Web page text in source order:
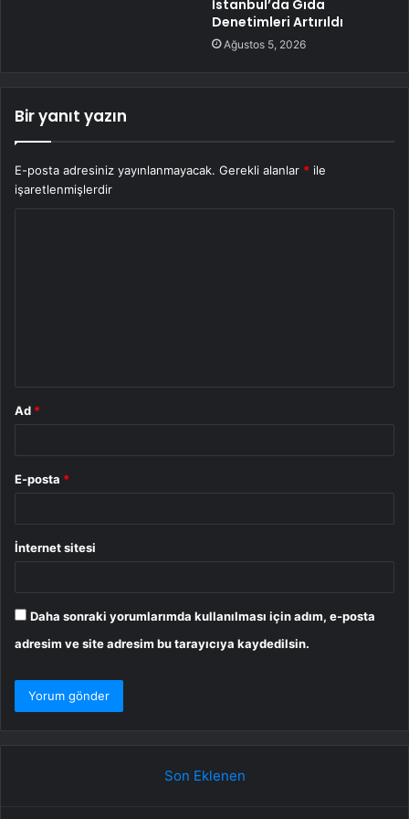
İstanbul’da Gıda
Denetimleri Artırıldı
Ağustos 5, 2026
Bir yanıt yazın
E-posta adresiniz yayınlanmayacak. Gerekli alanlar * ile
işaretlenmişlerdir
Ad *
E-posta *
İnternet sitesi
Daha sonraki yorumlarımda kullanılması için adım, e-posta
adresim ve site adresim bu tarayıcıya kaydedilsin.
Son Eklenen